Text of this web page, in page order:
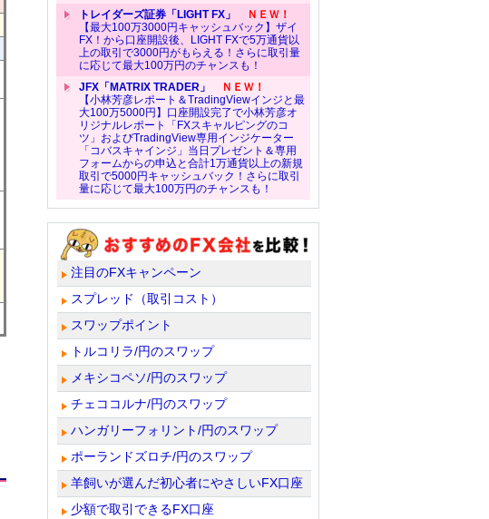
トレイダーズ証券「LIGHT FX」
ＮＥＷ！
【最大100万3000円キャッシュバック】ザイ
FX！から口座開設後、LIGHT FXで5万通貨以
上の取引で3000円がもらえる！さらに取引量
に応じて最大100万円のチャンスも！
JFX「MATRIX TRADER」
ＮＥＷ！
【小林芳彦レポート＆TradingViewインジと最
大100万5000円】口座開設完了で小林芳彦オ
リジナルレポート「FXスキャルピングのコ
ツ」およびTradingView専用インジケーター
「コバスキャインジ」当日プレゼント＆専用
フォームからの申込と合計1万通貨以上の新規
取引で5000円キャッシュバック！さらに取引
量に応じて最大100万円のチャンスも！
注目のFXキャンペーン
スプレッド（取引コスト）
スワップポイント
トルコリラ/円のスワップ
メキシコペソ/円のスワップ
チェココルナ/円のスワップ
ハンガリーフォリント/円のスワップ
ポーランドズロチ/円のスワップ
羊飼いが選んだ初心者にやさしいFX口座
少額で取引できるFX口座